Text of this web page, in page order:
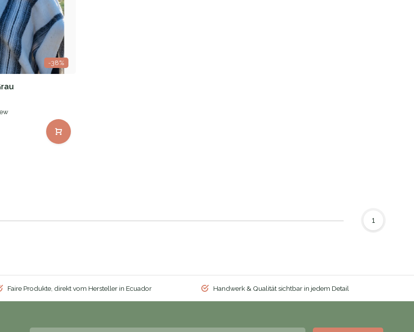
-38%
1
Faire Produkte, direkt vom Hersteller in Ecuador Handwerk & Qualität sichtbar in jedem Detail